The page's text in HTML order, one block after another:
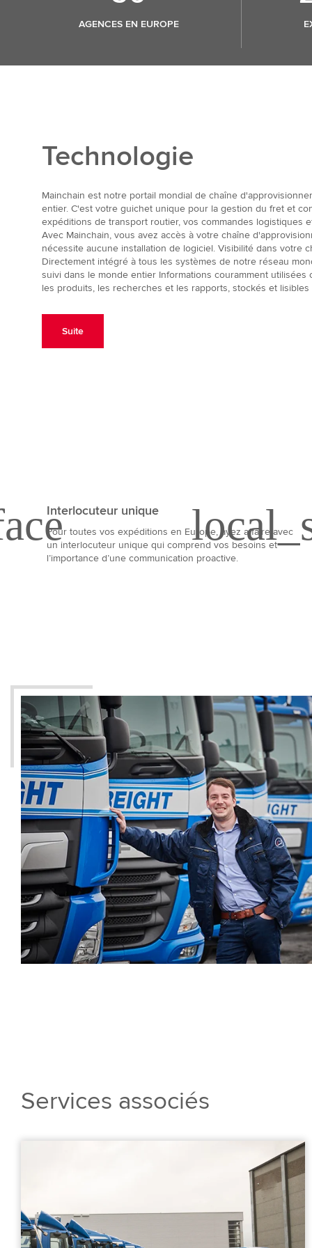
AGENCES EN EUROPE
Technologie
Mainchain est notre portail mondial de chaîne
entier. C'est votre guichet unique pour la gestion du fret et
expéditions de transport routier, vos commandes logistiques
Avec Mainchain, vous avez accès à votre chaîne
nécessite aucune installation de logiciel. Visibilité dans votre
Directement intégré à tous les systèmes de notre réseau
suivi dans le monde entier Informations couramment
les produits, les recherches et les rapports, stockés et lisibles
Suite
Interlocuteur unique
Pour toutes vos expéditions en Europe, ayez affaire avec
un interlocuteur unique qui comprend vos besoins et
l’importance d’une communication proactive.
Services associés